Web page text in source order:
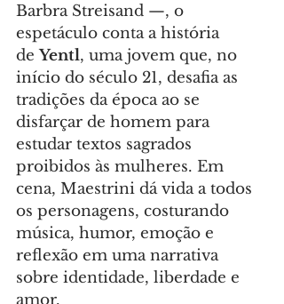
Barbra Streisand —, o
espetáculo conta a história
de Yentl, uma jovem que, no
início do século 21, desafia as
tradições da época ao se
disfarçar de homem para
estudar textos sagrados
proibidos às mulheres. Em
cena, Maestrini dá vida a todos
os personagens, costurando
música, humor, emoção e
reflexão em uma narrativa
sobre identidade, liberdade e
amor.